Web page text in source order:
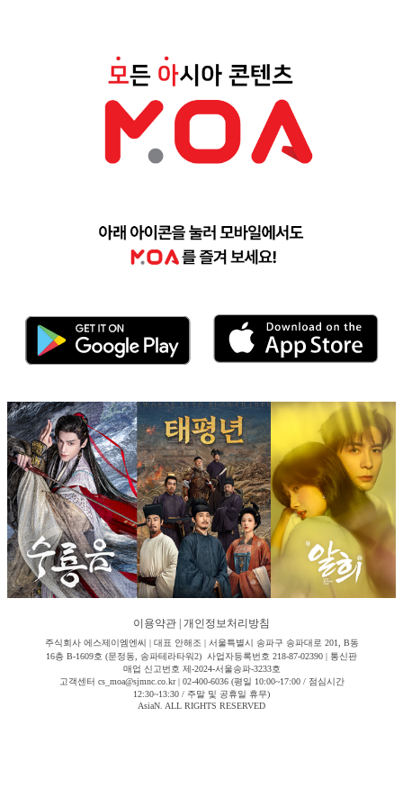
이용약관 개인정보처리방침
주식회사 에스제이엠엔씨 | 대표 안해조 | 서울특별시 송파구 송파대로 201, B동
16층 B-1609호 (문정동, 송파테라타워2) 사업자등록번호 218-87-02390 | 통신판
매업 신고번호 제-2024-서울송파-3233호
고객센터 cs_moa@sjmnc.co.kr | 02-400-6036 (평일 10:00~17:00 / 점심시간
12:30~13:30 / 주말 및 공휴일 휴무)
AsiaN. ALL RIGHTS RESERVED